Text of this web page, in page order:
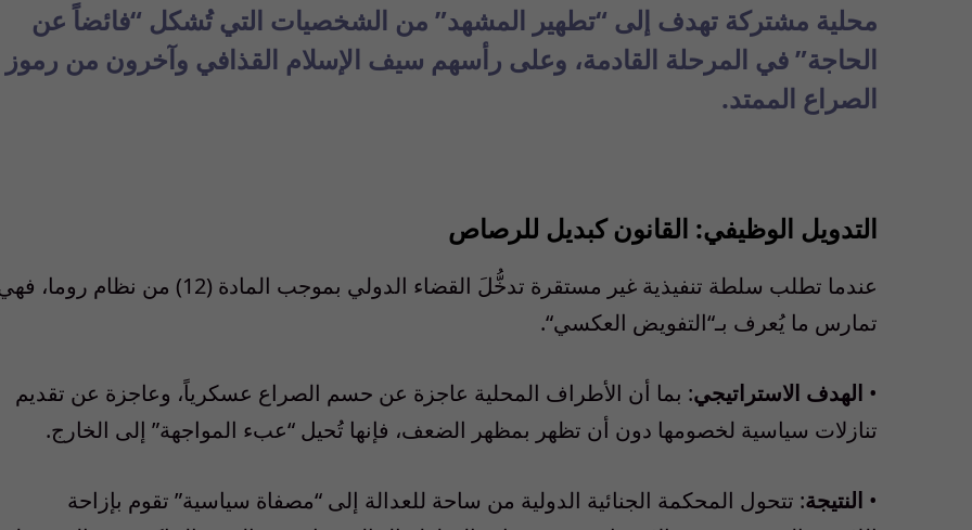
محلية مشتركة تهدف إلى “تطهير المشهد” من الشخصيات التي تشكل “فائضاًعن
الحاجة”في المرحلة القادمة، وعلى رأسهم سيف الإسلام القذافي وآخرون من رموز
الصراع الممتد.
التدويل الوظيفي: القانون كبديل للرصاص
عندما تطلب سلطة تنفيذية غير مستقرة تدخُّلَ القضاء الدولي بموجب المادة (12) من نظام روما،
تمارس ما يعرف بـ“التفويض العكسي“.
• الهدف الاستراتيجي: بما أن الأطراف المحلية عاجزة عن حسم الصراع عسكرياً، وعاجزة عن تقديم
تنازلات سياسية لخصومها دون أن تظهر بمظهر الضعف، فإنها تحيل “عبء المواجهة” إلى الخارج.
• النتيجة: تتحول المحكمة الجنائية الدولية من ساحة للعدالة إلى “مصفاة سياسية” تقوم بإزاحة